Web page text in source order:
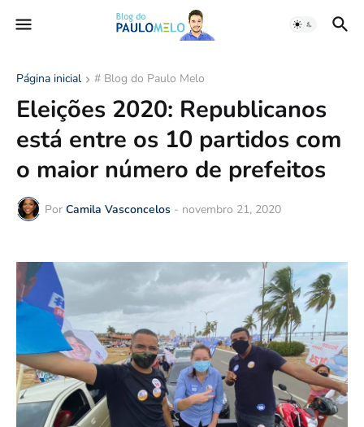
Página inicial # Blog do Paulo Melo
Eleições 2020: Republicanos
está entre os 10 partidos com
o maior número de prefeitos
Por Camila Vasconcelos - novembro 21, 2020